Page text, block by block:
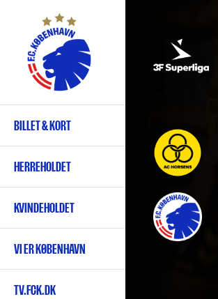
hovedindhold
Primær
navigation
BILLET & KORT
HERREHOLDET
KVINDEHOLDET
VI ER KØBENHAVN
TV.FCK.DK